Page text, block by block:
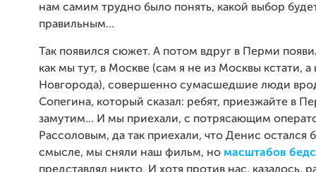
нам самим трудно было понять, какой выбор
правильным…
Так появился сюжет. А потом вдруг в Перми
как мы тут, в Москве (сам я не из Москвы кстати, а
Новгорода), совершенно сумасшедшие люди
Сопегина, который сказал: ребят, приезжайте в
замутим… И мы приехали, с потрясающим
Рассоловым, да так приехали, что Денис остался
смысле, мы сняли наш фильм, но масштабов